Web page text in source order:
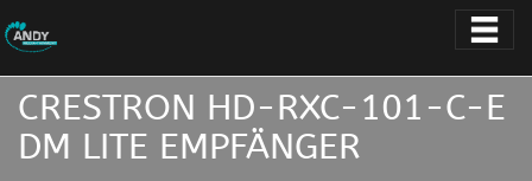
CRESTRON HD-RXC-101-C-E
DM LITE EMPFÄNGER